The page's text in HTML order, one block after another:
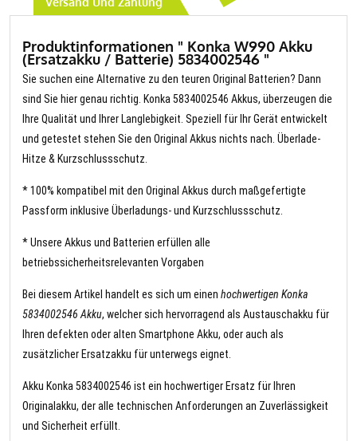
Produktinformationen " Konka W990 Akku
(Ersatzakku / Batterie) 5834002546 "
Sie suchen eine Alternative zu den teuren Original Batterien? Dann
sind Sie hier genau richtig. Konka 5834002546 Akkus, überzeugen die
Ihre Qualität und Ihrer Langlebigkeit. Speziell für Ihr Gerät entwickelt
und getestet stehen Sie den Original Akkus nichts nach. Überlade-
Hitze & Kurzschlussschutz.
* 100% kompatibel mit den Original Akkus durch maßgefertigte
Passform inklusive Überladungs- und Kurzschlussschutz.
* Unsere Akkus und Batterien erfüllen alle
betriebssicherheitsrelevanten Vorgaben
Bei diesem Artikel handelt es sich um einen hochwertigen Konka
5834002546 Akku, welcher sich hervorragend als Austauschakku für
Ihren defekten oder alten Smartphone Akku, oder auch als
zusätzlicher Ersatzakku für unterwegs eignet.
Akku Konka 5834002546 ist ein hochwertiger Ersatz für Ihren
Originalakku, der alle technischen Anforderungen an Zuverlässigkeit
und Sicherheit erfüllt.